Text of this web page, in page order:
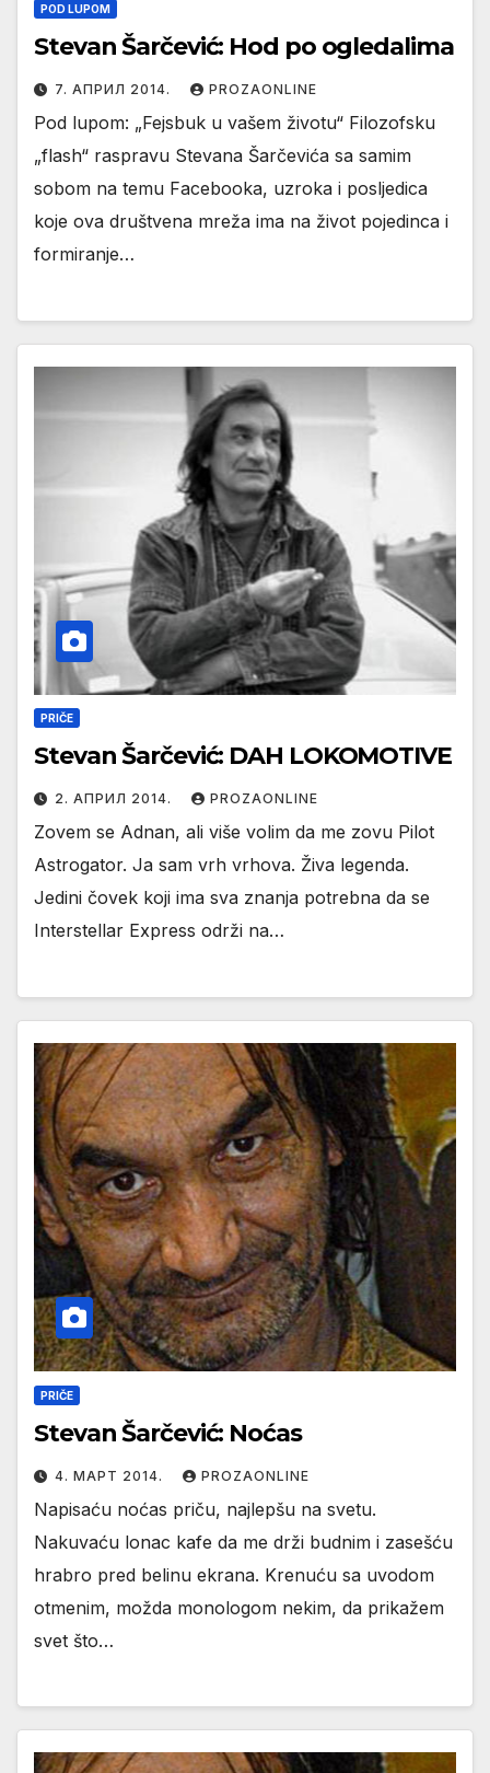
POD LUPOM
Stevan Šarčević: Hod po ogledalima
7. АПРИЛ 2014. PROZAONLINE
Pod lupom: „Fejsbuk u vašem životu“ Filozofsku
„flash“ raspravu Stevana Šarčevića sa samim
sobom na temu Facebooka, uzroka i posljedica
koje ova društvena mreža ima na život pojedinca i
formiranje…
PRIČE
Stevan Šarčević: DAH LOKOMOTIVE
2. АПРИЛ 2014. PROZAONLINE
Zovem se Adnan, ali više volim da me zovu Pilot
Astrogator. Ja sam vrh vrhova. Živa legenda.
Jedini čovek koji ima sva znanja potrebna da se
Interstellar Express održi na…
PRIČE
Stevan Šarčević: Noćas
4. МАРТ 2014. PROZAONLINE
Napisaću noćas priču, najlepšu na svetu.
Nakuvaću lonac kafe da me drži budnim i zasešću
hrabro pred belinu ekrana. Krenuću sa uvodom
otmenim, možda monologom nekim, da prikažem
svet što…